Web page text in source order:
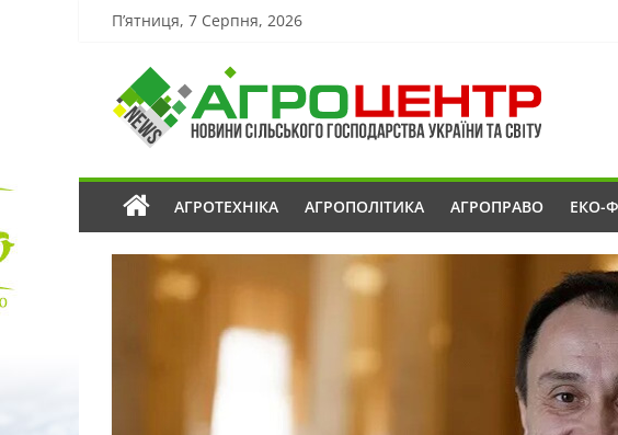
П’ятниця, 7 Серпня, 2026
АГРОТЕХНІКА АГРОПОЛІТИКА АГРОПРАВО ЕКО-